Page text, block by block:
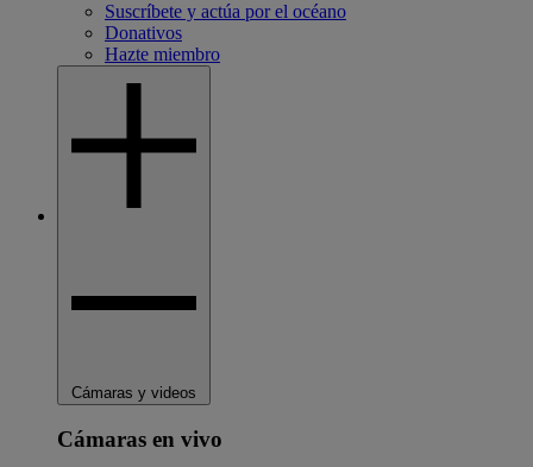
Suscríbete y actúa por el océano
Donativos
Hazte miembro
Cámaras y videos
Cámaras en vivo